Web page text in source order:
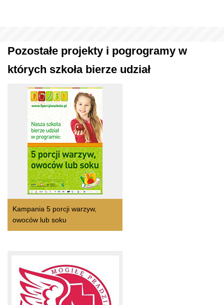
Pozostałe projekty i pogrogramy w
których szkoła bierze udział
Kampania 5 porcji warzyw,
owoców lub soku